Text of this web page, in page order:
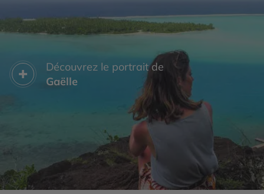
Découvrez le portrait de
Gaëlle